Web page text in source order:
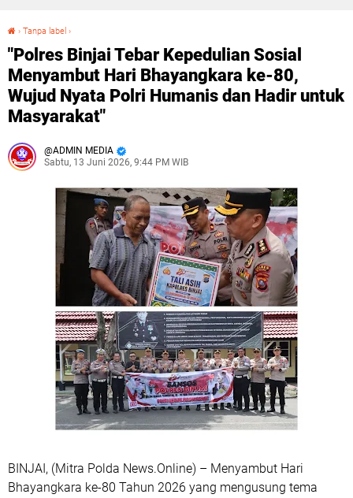
› Tanpa label ›
"Polres Binjai Tebar Kepedulian Sosial
Menyambut Hari Bhayangkara ke-80,
Wujud Nyata Polri Humanis dan Hadir untuk
Masyarakat"
ADMIN MEDIA
Sabtu, 13 Juni 2026, 9:44 PM WIB
BINJAI, (Mitra Polda News.Online) – Menyambut Hari
Bhayangkara ke-80 Tahun 2026 yang mengusung tema